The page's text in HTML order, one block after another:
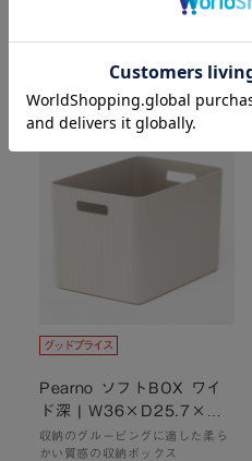
H16cm
かい質感の収納ボックス
¥490(税込¥539)
¥490(税込 ¥539 )
Pearno ソフトBOX ワイ
ド深 | W36×D25.7×H2
4cm
収納のグルーピングに適した柔ら
かい質感の収納ボックス